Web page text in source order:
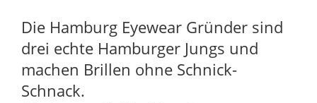
Menge
Die Hamburg Eyewear Gründer sind
drei echte Hamburger Jungs und
machen Brillen ohne Schnick-
Schnack.